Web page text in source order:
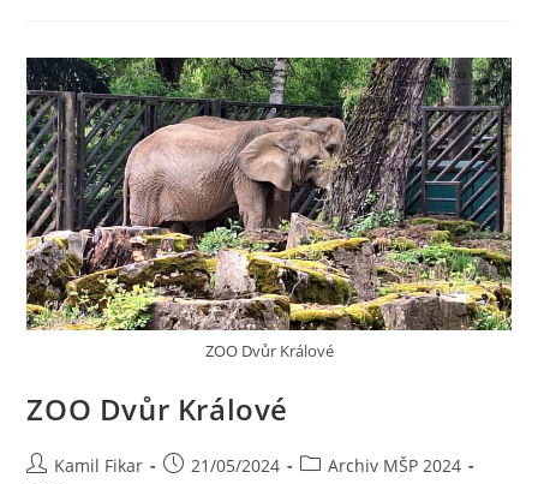
ZOO Dvůr Králové
ZOO Dvůr Králové
Kamil Fikar 21/05/2024
Archiv MŠP 2024